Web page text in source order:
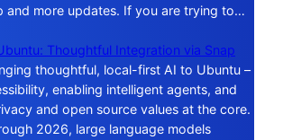
and more updates. If you are trying to…
Thoughtful Integration via Snap
thoughtful, local-first AI to Ubuntu –
enabling intelligent agents, and
and open source values at the core.
2026, large language models